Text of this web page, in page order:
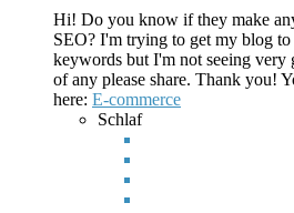
Hi! Do you know if they make
SEO? I'm trying to get my blog to
keywords but I'm not seeing
of any please share. Thank you!
here: E-commerce
Schlaf